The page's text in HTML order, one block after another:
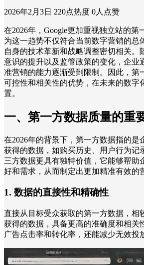
2026年2月3日 220点热度 0人点赞
在2026年，Google更加重视独立站的第
为这一趋势不仅符合当前数字营销的总
自身的技术革新和战略调整密切相关。
意识的提升以及监管政策的变化，企业
准营销的能力逐渐受到限制。因此，第
可控性和相关性的优势，在未来的数字
置。
一、第一方数据质量的重
在2026年的背景下，第一方数据指的是
获得的数据，如购买历史、用户行为记
三方数据更具有独特价值，它能够帮助
好和需求，从而制定出更加精准有效的
1. 数据的直接性和精确性
直接从目标受众获取的第一方数据，相
获得的数据，具备更高的准确度和相关
广告点击率和转化率，还能减少无效投